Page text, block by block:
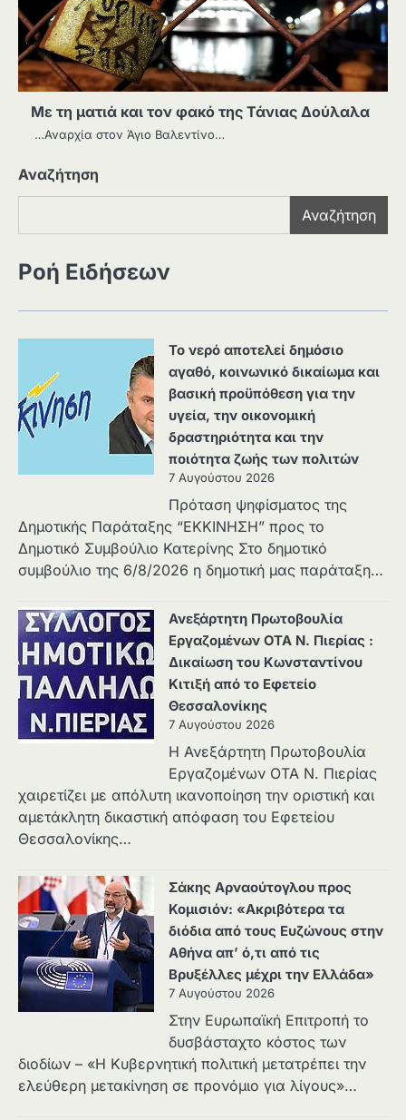
Με τη ματιά και τον φακό της Τάνιας Δούλαλα
…Αναρχία στον Άγιο Βαλεντίνο…
Αναζήτηση
Αναζήτηση
Ροή Ειδήσεων
Το νερό αποτελεί δημόσιο
αγαθό, κοινωνικό δικαίωμα και
βασική προϋπόθεση για την
υγεία, την οικονομική
δραστηριότητα και την
ποιότητα ζωής των πολιτών
7 Αυγούστου 2026
Πρόταση ψηφίσματος της
Δημοτικής Παράταξης “ΕΚΚΙΝΗΣΗ” προς το
Δημοτικό Συμβούλιο Κατερίνης Στο δημοτικό
συμβούλιο της 6/8/2026 η δημοτική μας παράταξη…
Ανεξάρτητη Πρωτοβουλία
Εργαζομένων ΟΤΑ Ν. Πιερίας :
Δικαίωση του Κωνσταντίνου
Κιτιξή από το Εφετείο
Θεσσαλονίκης
7 Αυγούστου 2026
Η Ανεξάρτητη Πρωτοβουλία
Εργαζομένων ΟΤΑ Ν. Πιερίας
χαιρετίζει με απόλυτη ικανοποίηση την οριστική και
αμετάκλητη δικαστική απόφαση του Εφετείου
Θεσσαλονίκης…
Σάκης Αρναούτογλου προς
Κομισιόν: «Ακριβότερα τα
διόδια από τους Ευζώνους στην
Αθήνα απ’ ό,τι από τις
Βρυξέλλες μέχρι την Ελλάδα»
7 Αυγούστου 2026
Στην Ευρωπαϊκή Επιτροπή το
δυσβάσταχτο κόστος των
διοδίων – «Η Κυβερνητική πολιτική μετατρέπει την
ελεύθερη μετακίνηση σε προνόμιο για λίγους»…